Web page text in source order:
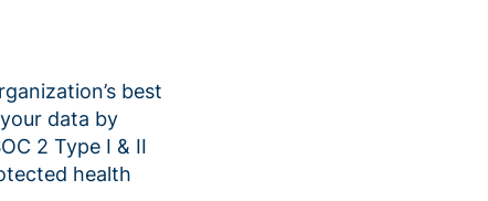
best
data by
2 Type I & II
health